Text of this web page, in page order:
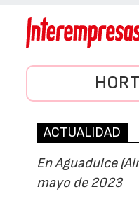
ACTUALIDAD
En Aguadulce
mayo de 2023